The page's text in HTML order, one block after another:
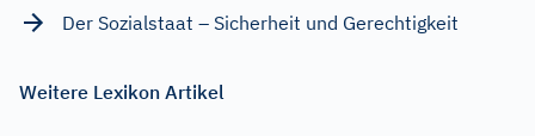
Der Sozialstaat – Sicherheit und Gerechtigkeit
Weitere Lexikon Artikel